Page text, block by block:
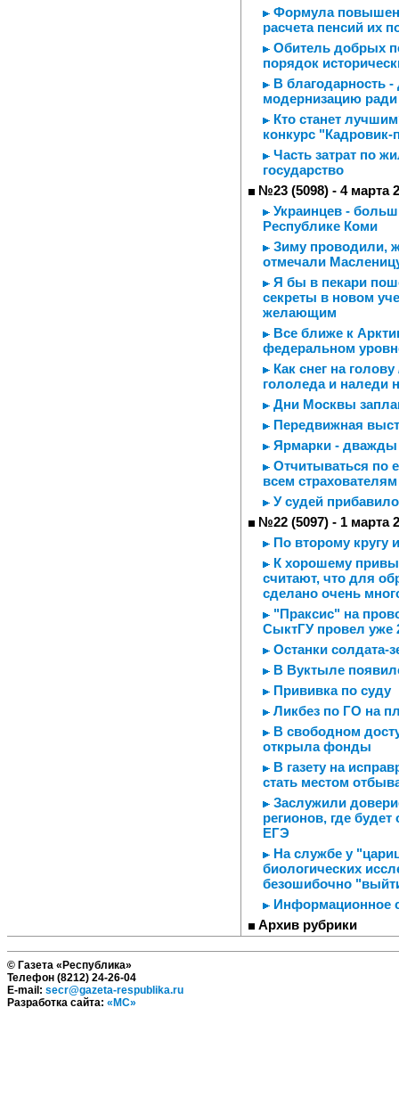
Формула
расчета пенсий их
Обитель добрых
порядок
В благодарность
модернизацию ради
Кто станет
конкурс
Часть затрат по
государство
№23 (5098) - 4 марта
Украинцев -
Республике Коми
Зиму проводили,
отмечали
Я бы в пекари
секреты в новом
желающим
Все ближе к
федеральном
Как снег на
гололеда и наледи
Дни Москвы
Передвижная
Ярмарки -
Отчитываться по
всем страхователям
У судей
№22 (5097) - 1 марта
По второму кругу
К хорошему
считают, что для
сделано очень
"Праксис" на
СыктГУ провел уже
Останки солдата-
В Вуктыле
Прививка по суду
Ликбез по ГО на
В свободном
открыла фонды
В газету на
стать местом
Заслужили
регионов, где
ЕГЭ
На службе у
биологических
безошибочно
Информационное
Архив рубрики
© Газета «Республика»
Телефон (8212) 24-26-04
E-mail: secr@gazeta-respublika.ru
Разработка сайта: «МС»